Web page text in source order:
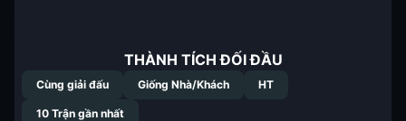
THÀNH TÍCH ĐỐI ĐẦU
Cùng giải đấu Giống Nhà/Khách HT
10 Trận gần nhất